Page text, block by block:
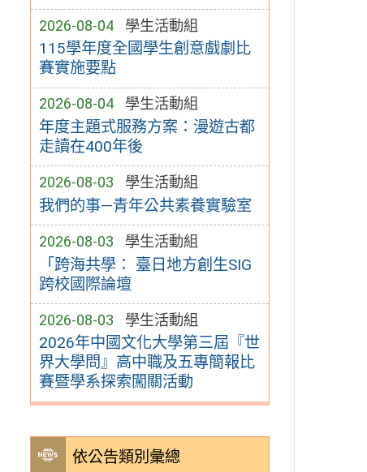
2026-08-04 學生活動組
115學年度全國學生創意戲劇比
賽實施要點
2026-08-04 學生活動組
年度主題式服務方案：漫遊古都
走讀在400年後
2026-08-03 學生活動組
我們的事—青年公共素養實驗室
2026-08-03 學生活動組
「跨海共學： 臺日地方創生SIG
跨校國際論壇
2026-08-03 學生活動組
2026年中國文化大學第三屆『世
界大學問』高中職及五專簡報比
賽暨學系探索闖關活動
依公告類別彙總